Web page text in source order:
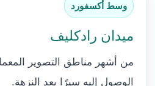
وسط أكسفورد
ميدان رادكليف
من أشهر مناطق التصوير
الوصول إليه سيرًا بعد النزهة.